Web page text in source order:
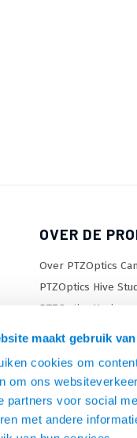
maakt gebruik
cookies om
om ons
partners voor social
met andere
OVER DE
Over PTZOptics
PTZOptics Hive
PTZOptics Horizon
Monitorarmen
Tablet en PC